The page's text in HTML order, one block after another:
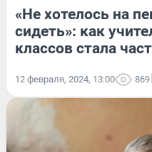
«Не хотелось на
сидеть»: как
классов стала
12 февраля, 2024, 13:00 869